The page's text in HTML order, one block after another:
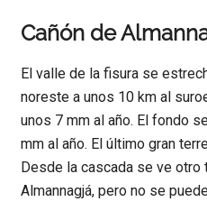
Cañón de
El valle de la fisura se
noreste a unos 10 km al
unos 7 mm al año. El fondo
mm al año. El último gran
Desde la cascada se ve otro
Almannagjá, pero no se